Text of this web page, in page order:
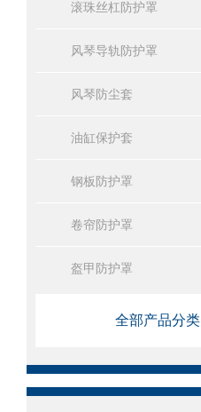
滚珠丝杠防护罩
风琴导轨防护罩
风琴防尘套
油缸保护套
钢板防护罩
卷帘防护罩
盔甲防护罩
全部产品分类